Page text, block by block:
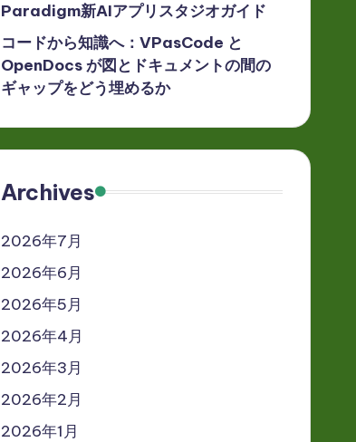
Paradigm新AIアプリスタジオガイド
コードから知識へ：VPasCode と
OpenDocs が図とドキュメントの間の
ギャップをどう埋めるか
Archives
2026年7月
2026年6月
2026年5月
2026年4月
2026年3月
2026年2月
2026年1月